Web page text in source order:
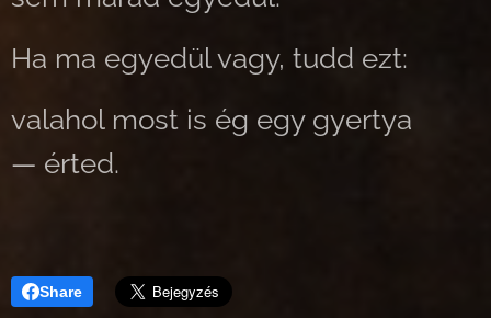
Ha ma egyedül vagy, tudd ezt:
valahol most is ég egy gyertya
— érted.
Share